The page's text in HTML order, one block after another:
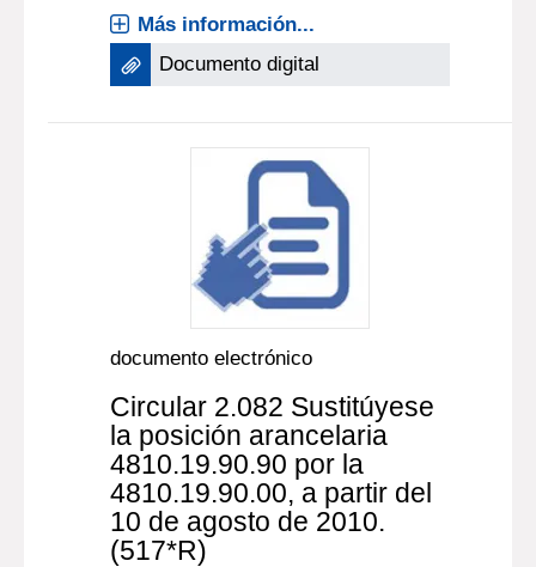
Más información...
Documento digital
documento electrónico
Circular 2.082 Sustitúyese
la posición arancelaria
4810.19.90.90 por la
4810.19.90.00, a partir del
10 de agosto de 2010.
(517*R)